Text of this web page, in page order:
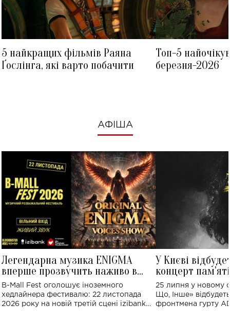
5 найкращих фільмів Раяна
Ґослінга, які варто побачити
Топ-5
березня-2026
АФІША
Легендарна музика ENIGMA
вперше прозвучить наживо в
Україні: де відбудеться концерт
B-Mall Fest оголошує іноземного
хедлайнера фестивалю: 22 листопада
2026 року на новій третій сцені izibank
У Києві
концерт
Клименка:
виконають
25 липня у новому
Що, Інше»
фронтмена гурту